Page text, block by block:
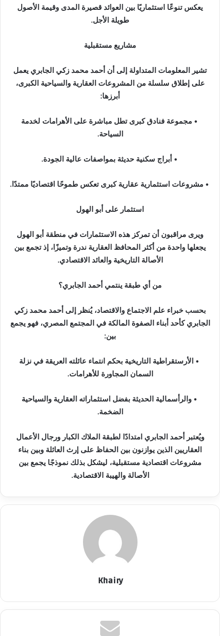
يعكس تنوعًا استثماريًا بين العوائد قصيرة المدى وقيمة الأصول
طويلة الأجل.
مشاريع مستقبلية
تشير المعلومات المتداولة إلى أن أحمد محمد زكي الجابري يعمل
على إطلاق سلسلة من المشروعات العقارية والسياحية الكبرى،
أبرزها:
• مجموعة فنادق كبرى تطل مباشرة على الأهرامات لخدمة
السياحة.
• أبراج سكنية حديثة بمواصفات عالية الجودة.
• مشروعات استثمارية عقارية كبرى تعكس طموحًا اقتصاديًا ممتدًا.
استثمار على أبو الهول
ويرى مراقبون أن تمركز هذه الاستثمارات في منطقة أبو الهول
يجعلها واحدة من أكثر المحافظ العقارية ندرة وتميزًا، إذ تجمع بين
الأصالة التاريخية والعائد الاقتصادي.
من أي طبقة ينتمي أحمد الجابري؟
بحسب خبراء علم الاجتماع والاقتصاد، يُنظر إلى أحمد محمد زكي
الجابري كأحد أبناء الصفوة المالكة في المجتمع المصري، فهو يجمع
بين:
• الأرستقراطية التاريخية بحكم انتماء عائلته العريقة في نزلة
السمان المجاورة للأهرامات.
• والرأسمالية الحديثة بفضل استثماراته العقارية والسياحية
الضخمة.
ويُعتبر أحمد الجابري امتدادًا لطبقة الملاك الكبار ورجال الأعمال
العقاريين الذين يوازنون بين الحفاظ على إرث العائلة وبين بناء
مشروعات اقتصادية مستقبلية، ليشكل بذلك نموذجًا يجمع بين
الأصالة والهيبة الاقتصادية.
Khairy